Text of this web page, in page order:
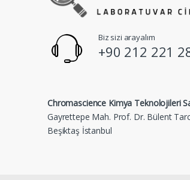
Biz sizi arayalım
+90 212 221
Chromascience Kimya Teknolojileri
Gayrettepe Mah. Prof. Dr. Bülent
Beşiktaş İstanbul